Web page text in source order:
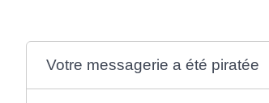
Votre messagerie a été piratée